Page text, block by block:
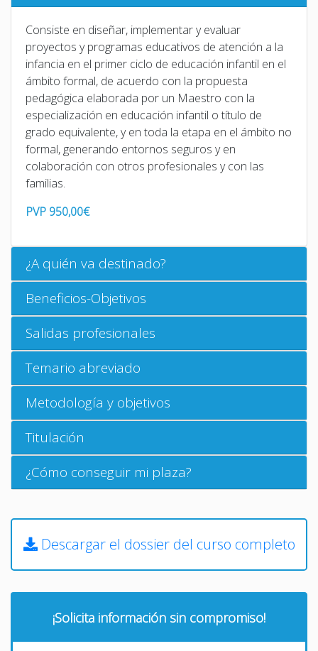
Consiste en diseñar, implementar y evaluar
proyectos y programas educativos de atención a la
infancia en el primer ciclo de educación infantil en el
ámbito formal, de acuerdo con la propuesta
pedagógica elaborada por un Maestro con la
especialización en educación infantil o título de
grado equivalente, y en toda la etapa en el ámbito no
formal, generando entornos seguros y en
colaboración con otros profesionales y con las
familias.
PVP 950,00€
¿A quién va destinado?
Beneficios-Objetivos
Salidas profesionales
Temario abreviado
Metodología y objetivos
Titulación
¿Cómo conseguir mi plaza?
Descargar el dossier del curso completo
¡Solicita información sin compromiso!